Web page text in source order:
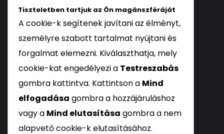
📱 Telegram Csoport:
https://bit.ly/fekete_technologia_telegram
📱 Viber Csoport:
https://bit.ly/fekete_technologia_viber
ADATOK
Impresszum
Tiszteletben tartjuk az Ön magánszféráját
A cookie-k segítenek javítani az élményt,
személyre szabott tartalmat nyújtani és
forgalmat elemezni. Kiválaszthatja, mely
cookie-kat engedélyezi a Testreszabás
gombra kattintva. Kattintson a Mind
elfogadása gombra a hozzájáruláshoz
vagy a Mind elutasítása gombra a nem
alapvető cookie-k elutasításához.